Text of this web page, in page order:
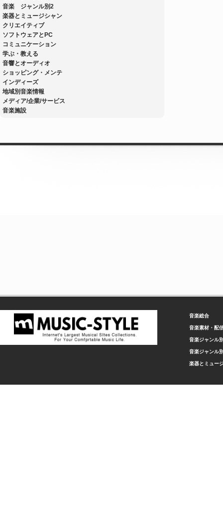
音楽 ジャンル別2
楽器とミュージシャン
クリエイティブ
ソフトウェアとPC
コミュニケーション
学ぶ・教える
音響とオーディオ
ショッピング・メンテ
インディーズ
地域別音楽情報
メディア/企業/サービス
音楽施設
音楽総合
音楽素材・配
音楽ジャンル
音楽ジャンル
楽器とミュー